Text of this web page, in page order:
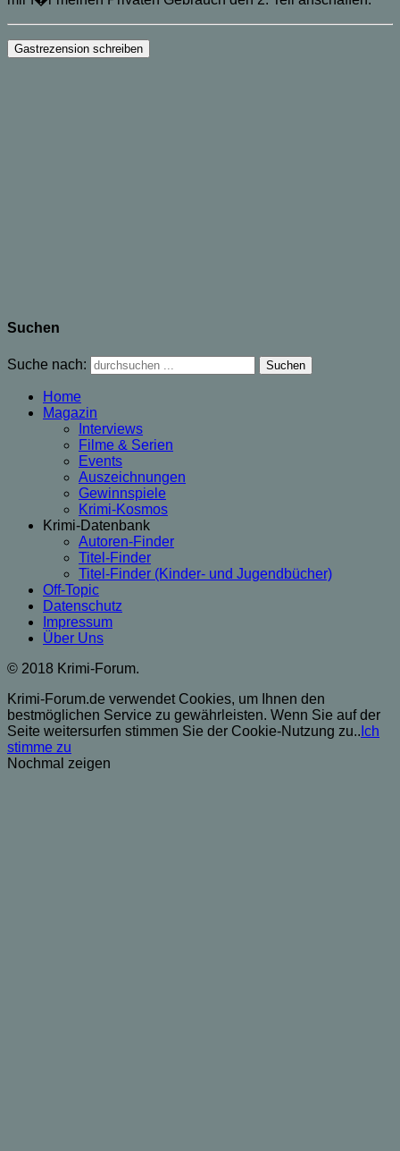
Suchen
Suche nach:
Home
Magazin
Interviews
Filme & Serien
Events
Auszeichnungen
Gewinnspiele
Krimi-Kosmos
Krimi-Datenbank
Autoren-Finder
Titel-Finder
Titel-Finder (Kinder- und Jugendbücher)
Off-Topic
Datenschutz
Impressum
Über Uns
© 2018 Krimi-Forum.
Krimi-Forum.de verwendet Cookies, um Ihnen den
bestmöglichen Service zu gewährleisten. Wenn Sie auf der
Seite weitersurfen stimmen Sie der Cookie-Nutzung zu.. Ich
stimme zu
Nochmal zeigen